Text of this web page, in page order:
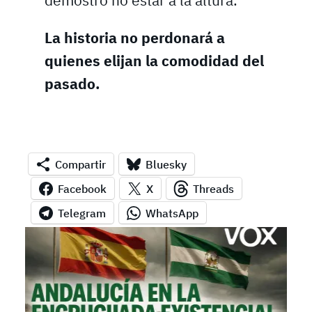
La historia no perdonará a
quienes elijan la comodidad del
pasado.
Compartir
Bluesky
Facebook
X
Threads
Telegram
WhatsApp